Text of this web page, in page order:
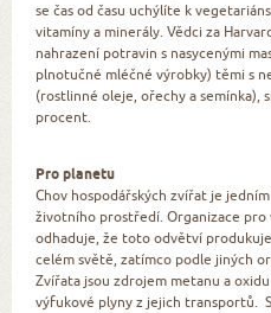
se čas od času uchýlíte k
vitamíny a minerály. Vědci za
nahrazení potravin s nasycenými
plnotučné mléčné výrobky) těmi s
(rostlinné oleje, ořechy a semínka),
procent.
Pro planetu
Chov hospodářských zvířat je
životního prostředí. Organizace pro
odhaduje, že toto odvětví
celém světě, zatímco podle jiných
Zvířata jsou zdrojem metanu a
výfukové plyny z jejich transportů.